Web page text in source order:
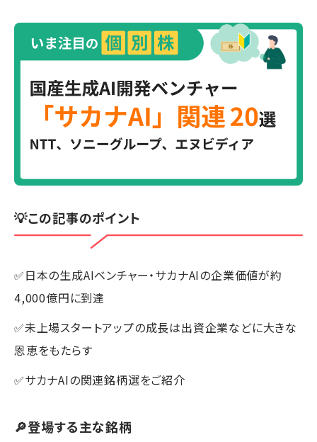
💡この記事のポイント
✅日本の生成AIベンチャー・サカナAIの企業価値が約
4,000億円に到達
✅未上場スタートアップの成長は出資企業などに大きな
恩恵をもたらす
✅サカナAIの関連銘柄選をご紹介
🔎登場する主な銘柄